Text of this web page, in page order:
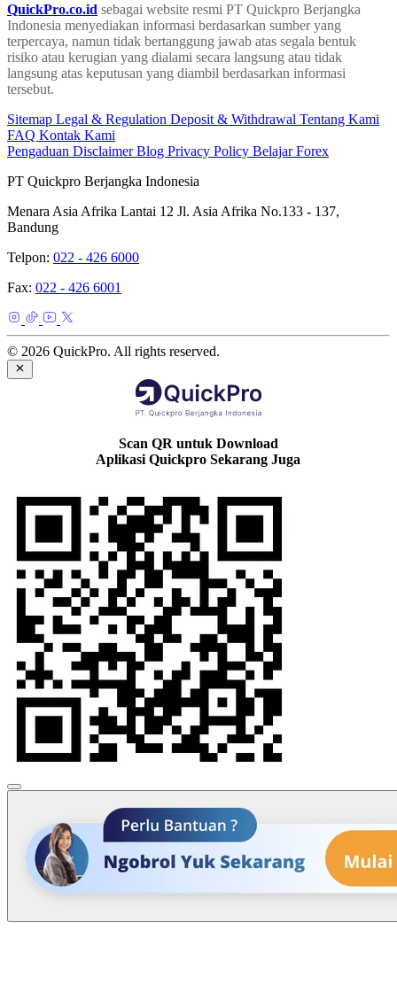
QuickPro.co.id sebagai website resmi PT Quickpro Berjangka
Indonesia menyediakan informasi berdasarkan sumber yang
terpercaya, namun tidak bertanggung jawab atas segala bentuk
risiko atau kerugian yang dialami secara langsung atau tidak
langsung atas keputusan yang diambil berdasarkan informasi
tersebut.
Sitemap Legal & Regulation Deposit & Withdrawal Tentang Kami
FAQ Kontak Kami
Pengaduan DisclaimerBlog Privacy Policy Belajar Forex
PT Quickpro Berjangka Indonesia
Menara Asia Afrika Lantai 12 Jl. Asia Afrika No.133 - 137,
Bandung
Telpon: 022 - 426 6000
Fax: 022 - 426 6001
© 2026 QuickPro. All rights reserved.
Scan QR untuk Download
Aplikasi Quickpro Sekarang Juga